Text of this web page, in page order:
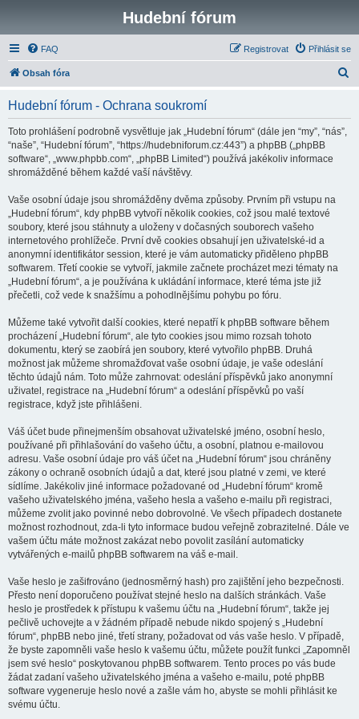
Hudební fórum
FAQ Přihlásit se
Registrovat
Obsah fóra
Hudební fórum - Ochrana soukromí
Toto prohlášení podrobně vysvětluje jak „Hudební fórum“ (dále jen “my”, “nás”,
“naše”, “Hudební fórum”, “https://hudebniforum.cz:443”) a phpBB („phpBB
software“, „www.phpbb.com“, „phpBB Limited“) používá jakékoliv informace
shromážděné během každé vaší návštěvy.
Vaše osobní údaje jsou shromážděny dvěma způsoby. Prvním při vstupu na
„Hudební fórum“, kdy phpBB vytvoří několik cookies, což jsou malé textové
soubory, které jsou stáhnuty a uloženy v dočasných souborech vašeho
internetového prohlížeče. První dvě cookies obsahují jen uživatelské-id a
anonymní identifikátor session, které je vám automaticky přiděleno phpBB
softwarem. Třetí cookie se vytvoří, jakmile začnete procházet mezi tématy na
„Hudební fórum“, a je používána k ukládání informace, které téma jste již
přečetli, což vede k snažšímu a pohodlnějšímu pohybu po fóru.
Můžeme také vytvořit další cookies, které nepatří k phpBB software během
procházení „Hudební fórum“, ale tyto cookies jsou mimo rozsah tohoto
dokumentu, který se zaobírá jen soubory, které vytvořilo phpBB. Druhá
možnost jak můžeme shromažďovat vaše osobní údaje, je vaše odeslání
těchto údajů nám. Toto může zahrnovat: odeslání příspěvků jako anonymní
uživatel, registrace na „Hudební fórum“ a odeslání příspěvků po vaší
registrace, když jste přihlášeni.
Váš účet bude přinejmenším obsahovat uživatelské jméno, osobní heslo,
používané při přihlašování do vašeho účtu, a osobní, platnou e-mailovou
adresu. Vaše osobní údaje pro váš účet na „Hudební fórum“ jsou chráněny
zákony o ochraně osobních údajů a dat, které jsou platné v zemi, ve které
sídlíme. Jakékoliv jiné informace požadované od „Hudební fórum“ kromě
vašeho uživatelského jména, vašeho hesla a vašeho e-mailu při registraci,
můžeme zvolit jako povinné nebo dobrovolné. Ve všech případech dostanete
možnost rozhodnout, zda-li tyto informace budou veřejně zobrazitelné. Dále ve
vašem účtu máte možnost zakázat nebo povolit zasílání automaticky
vytvářených e-mailů phpBB softwarem na váš e-mail.
Vaše heslo je zašifrováno (jednosměrný hash) pro zajištění jeho bezpečnosti.
Přesto není doporučeno používat stejné heslo na dalších stránkách. Vaše
heslo je prostředek k přístupu k vašemu účtu na „Hudební fórum“, takže jej
pečlivě uchovejte a v žádném případě nebude nikdo spojený s „Hudební
fórum“, phpBB nebo jiné, třetí strany, požadovat od vás vaše heslo. V případě,
že byste zapomněli vaše heslo k vašemu účtu, můžete použít funkci „Zapomněl
jsem své heslo“ poskytovanou phpBB softwarem. Tento proces po vás bude
žádat zadaní vašeho uživatelského jména a vašeho e-mailu, poté phpBB
software vygeneruje heslo nové a zašle vám ho, abyste se mohli přihlásit ke
svému účtu.